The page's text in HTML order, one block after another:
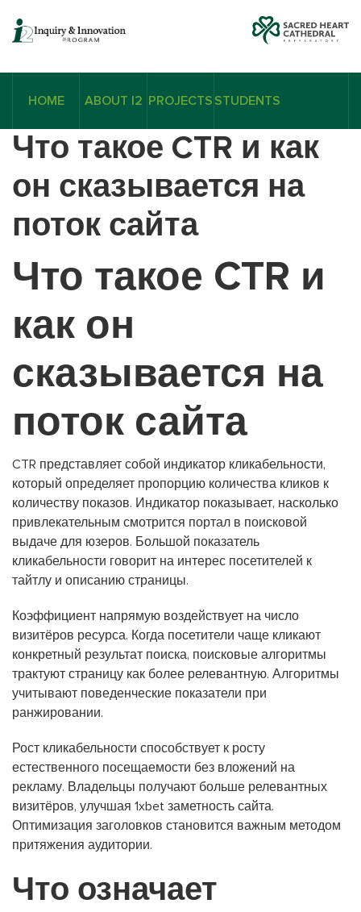
HOME ABOUT I2 PROJECTS STUDENTS
Что такое CTR и как
он сказывается на
поток сайта
Что такое CTR и
как он
сказывается на
поток сайта
CTR представляет собой индикатор кликабельности,
который определяет пропорцию количества кликов к
количеству показов. Индикатор показывает, насколько
привлекательным смотрится портал в поисковой
выдаче для юзеров. Большой показатель
кликабельности говорит на интерес посетителей к
тайтлу и описанию страницы.
Коэффициент напрямую воздействует на число
визитёров ресурса. Когда посетители чаще кликают
конкретный результат поиска, поисковые алгоритмы
трактуют страницу как более релевантную. Алгоритмы
учитывают поведенческие показатели при
ранжировании.
Рост кликабельности способствует к росту
естественного посещаемости без вложений на
рекламу. Владельцы получают больше релевантных
визитёров, улучшая 1xbet заметность сайта.
Оптимизация заголовков становится важным методом
притяжения аудитории.
Что означает